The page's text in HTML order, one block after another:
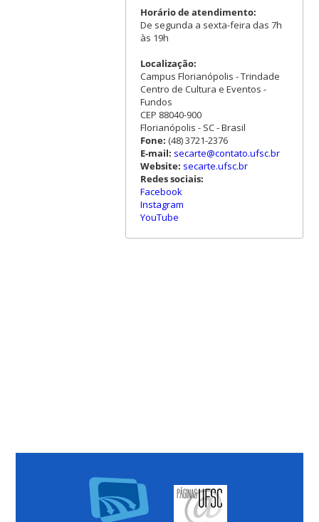
Horário de atendimento:
De segunda a sexta-feira das 7h
às 19h
Localização:
Campus Florianópolis - Trindade
Centro de Cultura e Eventos -
Fundos
CEP 88040-900
Florianópolis - SC - Brasil
Fone: (48) 3721-2376
E-mail: secarte@contato.ufsc.br
Website: secarte.ufsc.br
Redes sociais:
Facebook
Instagram
YouTube